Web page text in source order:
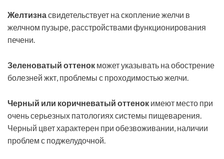
Желтизнасвидетельствует на скопление желчи в
желчном пузыре, расстройствами функционирования
печени.
Зеленоватый оттенок может указывать на обострение
болезней жкт, проблемы с проходимостью желчи.
Черный или коричневатый оттенок имеют место при
очень серьезных патологиях системы пищеварения.
Черный цвет характерен при обезвоживании, наличии
проблем с поджелудочной.